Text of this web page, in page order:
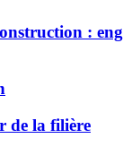
:
de la filière